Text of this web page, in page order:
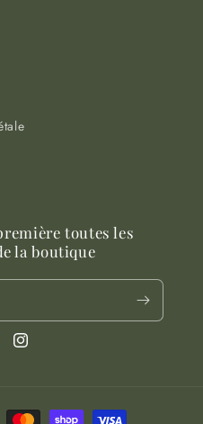
toutes les
la boutique
Instagram